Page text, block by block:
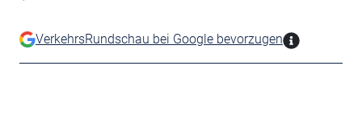
VerkehrsRundschau bei Google bevorzugen